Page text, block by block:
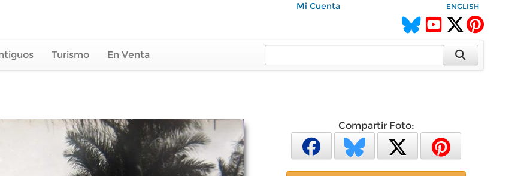
Mi Cuenta ENGLISH
Turismo En Venta
Compartir Foto: